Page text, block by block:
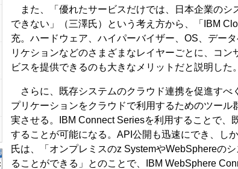
また、「優れたサービスだけでは、日本企業のシ
できない」（三澤氏）という考え方から、「IBM
充。ハードウェア、ハイパーバイザー、OS、デー
リケションなどのさまざまなレイヤーごとに、コン
ビスを提供できるのも大きなメリットだと説明した。
さらに、既存システムのクラウド連携を促進すべ
プリケーションをクラウドで利用するためのツール
実させる。IBM Connect Seriesを利用することで、
することが可能になる。API公開も迅速にでき、し
氏は、「オンプレミスのz SystemやWebSphereの
ることができる」とのことで、IBM WebSphere